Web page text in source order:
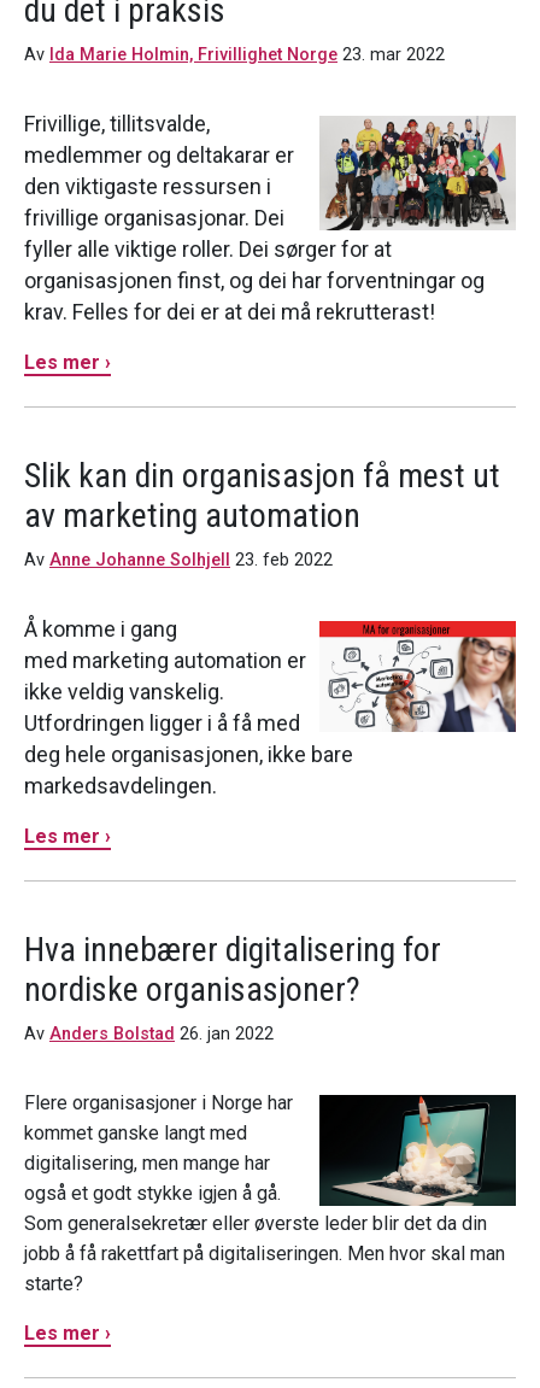
du det i praksis
Av Ida Marie Holmin, Frivillighet Norge 23. mar 2022
Frivillige, tillitsvalde,
medlemmer og deltakarar er
den viktigaste ressursen i
frivillige organisasjonar. Dei
fyller alle viktige roller. Dei sørger for at
organisasjonen finst, og dei har forventningar og
krav. Felles for dei er at dei må rekrutterast!
Les mer ›
Slik kan din organisasjon få mest ut
av marketing automation
Av Anne Johanne Solhjell 23. feb 2022
Å komme i gang
med marketing automation er
ikke veldig vanskelig.
Utfordringen ligger i å få med
deg hele organisasjonen, ikke bare
markedsavdelingen.
Les mer ›
Hva innebærer digitalisering for
nordiske organisasjoner?
Av Anders Bolstad 26. jan 2022
Flere organisasjoner i Norge har
kommet ganske langt med
digitalisering, men mange har
også et godt stykke igjen å gå.
Som generalsekretær eller øverste leder blir det da din
jobb å få rakettfart på digitaliseringen. Men hvor skal man
starte?
Les mer ›